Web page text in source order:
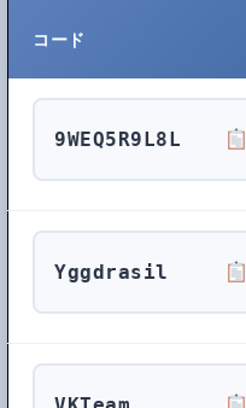
コード
9WEQ5R9L8L
Yggdrasil